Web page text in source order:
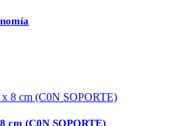
cm (C0N SOPORTE)